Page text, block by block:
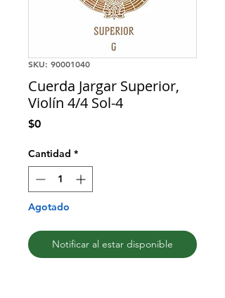
SKU: 90001040
Cuerda Jargar Superior,
Violín 4/4 Sol-4
$0Precio
Cantidad *
Agotado
Notificar al estar disponible